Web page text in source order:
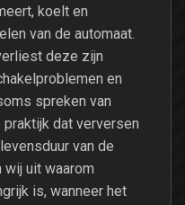
koelt en
van de automaat.
deze zijn
en
spreken van
praktijk dat verversen
van de
wij uit waarom
is, wanneer het